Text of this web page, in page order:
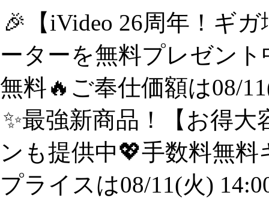
🎉【iVideo 26周年！ギ
ーターを無料プレゼン
無料🔥ご奉仕価額は08/
✨️最強新商品！【お得
ンも提供中💖手数料無
プライスは08/11(火)